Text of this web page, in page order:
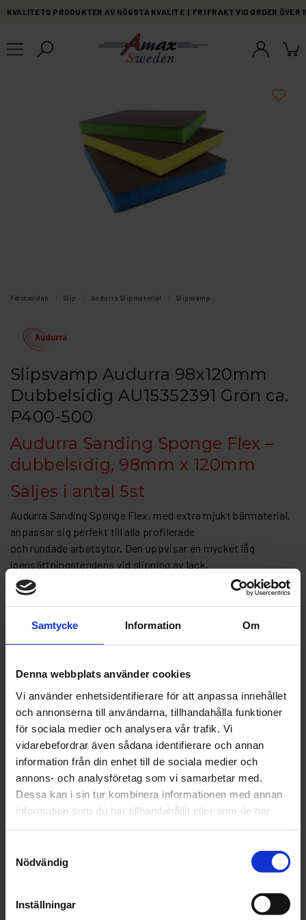
Samtycke Information Om
Denna webbplats använder cookies
Vi använder enhetsidentifierare för att anpassa innehållet
och annonserna till användarna, tillhandahålla funktioner
för sociala medier och analysera vår trafik. Vi
vidarebefordrar även sådana identifierare och annan
information från din enhet till de sociala medier och
annons- och analysföretag som vi samarbetar med.
Dessa kan i sin tur kombinera informationen med annan
information som du har tillhandahållit eller som de har
Nödvändig
Inställningar
KVALITETS PRODUKTER AV HÖGSTA KVALITE | FRI FRAKT VID ORDER
Förstasidan Slip Audurra Slipmaterial Slipsvamp
Slipsvamp Audurra 98x120mm
Dubbelsidig AU15352391 Grön ca.
P400-500
Audurra Sanding Sponge Flex –
dubbelsidig, 98mm x 120mm
Säljes i antal 5st
Audurra Sanding Sponge Flex, med extra mjukt bärmaterial,
anpassar sig perfekt till alla profilerade
och rundade arbetsytor. Den uppvisar en mycket låg
igensättningstendens vid slipning av lack,
spackel och färg. Dessa egenskaper säkerställer ett jämnt
och perfekt slipmönster utan att det
även användas när den är fuktig för spciella
sliparbeten.
Artikelnr: AU5352390AU15352391 Grön ca. P400-500
Finns i lager
78 kr
Fri frakt över 1500kr